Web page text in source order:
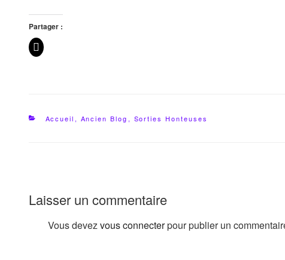
Partager :
Catégories
Accueil , Ancien Blog , Sorties Honteuses
Laisser un commentaire
Vous devezvous connecterpour publier un